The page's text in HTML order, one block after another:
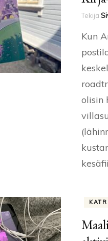
Tekijä
Kun
olisin